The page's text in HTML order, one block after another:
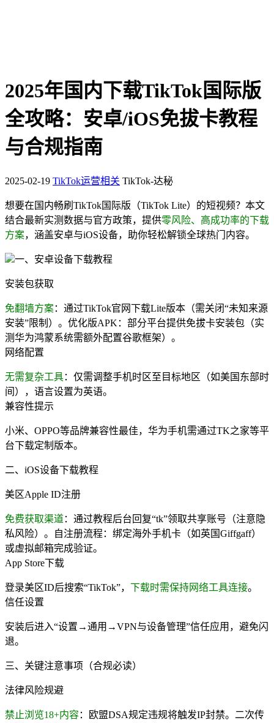
2025年国内下载TikTok国际版
全攻略：安卓/iOS免拔卡教程
与合规指南
2025-02-19 TikTok运营相关 TikTok-达秘
想要在国内畅刷TikTok国际版（TikTok Lite）的短视频？本文
结合最新实测数据与官方政策，提供零风险、高成功率的下载
方案，涵盖安卓与iOS设备，助你轻松解锁全球热门内容。
一、安卓设备下载教程
安装包获取
免翻墙方案：通过TikTok官网下载Lite版本（需关闭“未知来源
安装”限制）。优化版APK：部分平台提供免拔卡安装包（实
测华为鸿蒙系统需额外配置谷歌框架）。
网络配置
无需复杂工具：仅需调整手机时区至目标地区（如美国东部时
间），语言设置为英语。
兼容性提示
小米、OPPO等品牌兼容性最佳，华为手机需通过TK之家等平
台下载定制版本。
二、iOS设备下载教程
美区Apple ID注册
免费获取渠道：通过教程后台回复“tk”领取共享账号（注意隐
私风险）。自注册流程：绑定海外手机卡（如英国Giffgaff）
或虚拟邮箱完成验证。
App Store下载
登录美区ID后搜索“TikTok”， 下载时需保持网络工具连接。
信任设置
安装后进入“设置→通用→VPN与设备管理”信任应用，避免闪
退。
三、关键注意事项（合规必读）
法律风险规避
禁止浏览18+内容：欧盟DSA规定违规将触发IP封禁。二次传